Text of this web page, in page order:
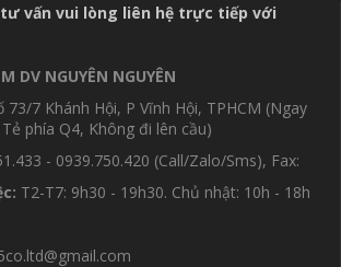
vấn vui lòng liên hệ trực tiếp với
DV NGUYÊN NGUYÊN
73/7 Khánh Hội, P Vĩnh Hội, TPHCM (Ngay
phía Q4, Không đi lên cầu)
- 0939.750.420 (Call/Zalo/Sms), Fax:
T2-T7: 9h30 - 19h30. Chủ nhật: 10h - 18h